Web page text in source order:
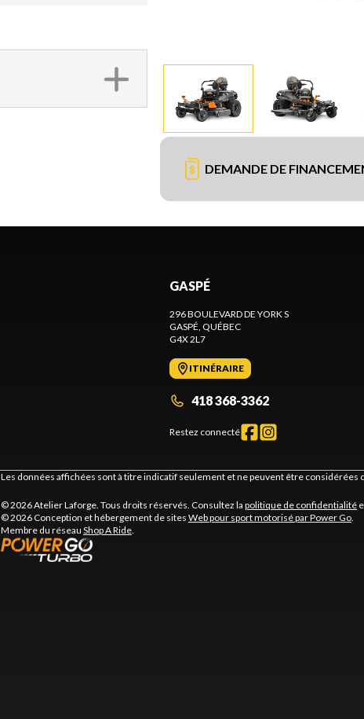
DEMANDE DE
GASPÉ
296 BOULEVARD DE YORK S
GASPÉ, QUÉBEC
G4X 2L7
ITINÉRAIRE
418 368-3362
Restez connecté
Les données affichées sont à titre indicatif seulement et ne peuvent être
© 2026 Atelier Laforge. Tous droits réservés. Consultez la politique de confidentialité
© 2026 Conception et hébergement de sites Web pour sport motorisé par Power Go.
Membre du réseau Shop A Ride.